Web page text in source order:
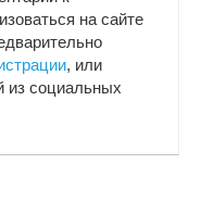
на сайте
, или
из социальных